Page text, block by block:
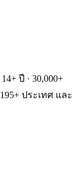
ปี · 30,000+
ประเทศ และ